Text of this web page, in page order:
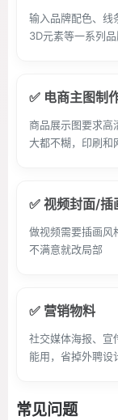
输入品牌配色、线
3D元素等一系列
✅ 电商主图制
商品展示图要求高
大都不糊，印刷和
✅ 视频封面/插
做视频需要插画风
不满意就改局部
✅ 营销物料
社交媒体海报、宣
能用，省掉外聘设
常见问题